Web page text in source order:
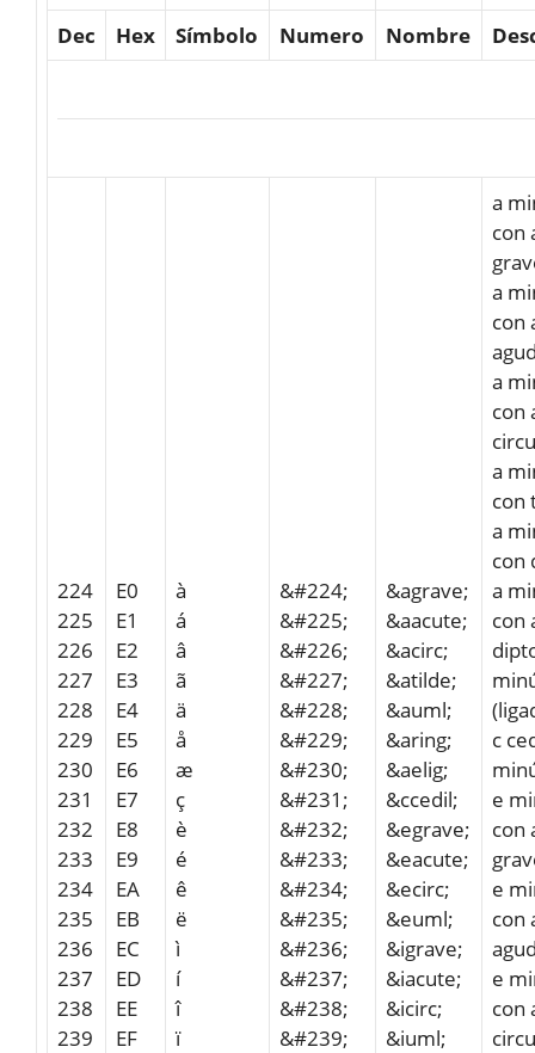
Dec
Hex Símbolo Numero Nombre
224
225
226
227
228
229
230
231
232
233
234
235
236
237
238
239
E0
E1
E2
E3
E4
E5
E6
E7
E8
E9
EA
EB
EC
ED
EE
EF
à
á
â
ã
ä
å
æ
ç
è
é
ê
ë
ì
í
î
ï
&#224;
&#225;
&#226;
&#227;
&#228;
&#229;
&#230;
&#231;
&#232;
&#233;
&#234;
&#235;
&#236;
&#237;
&#238;
&#239;
&agrave;
&aacute;
&acirc;
&atilde;
&auml;
&aring;
&aelig;
&ccedil;
&egrave;
&eacute;
&ecirc;
&euml;
&igrave;
&iacute;
&icirc;
&iuml;
a
con
a
con
a
con
a
con
a
con
a
con
c
e
con
e
con
e
con